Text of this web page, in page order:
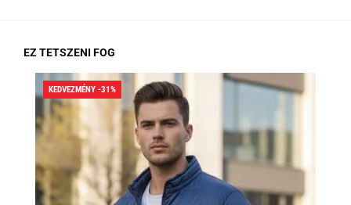
EZ TETSZENI FOG
KEDVEZMÉNY -31%